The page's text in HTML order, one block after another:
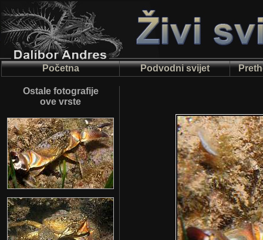
Početna Podvodni svijet
Ostale fotografije
ove vrste